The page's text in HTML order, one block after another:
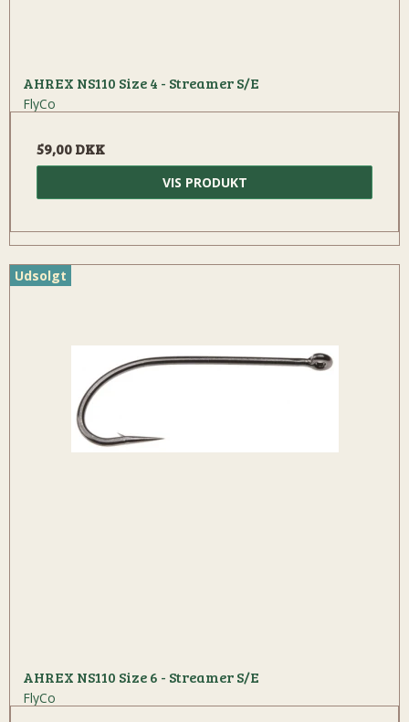
AHREX NS110 Size 4 - Streamer S/E
FlyCo
59,00 DKK
VIS PRODUKT
Udsolgt
AHREX NS110 Size 6 - Streamer S/E
FlyCo